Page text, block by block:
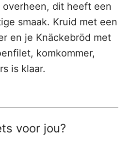
overheen, dit heeft een
smaak. Kruid met een
en je Knäckebröd met
komkommer,
is klaar.
voor jou?